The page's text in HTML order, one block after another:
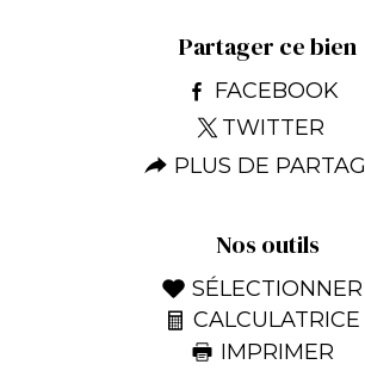
Partager ce bien
FACEBOOK
TWITTER
PLUS DE
Nos outils
SÉLECTIONNER
CALCULATRICE
IMPRIMER